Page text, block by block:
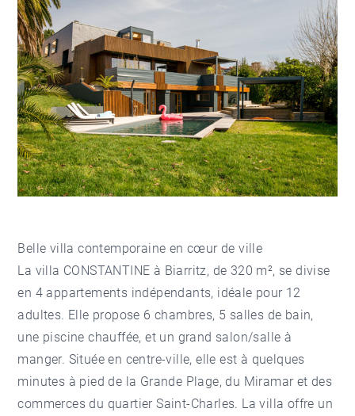
Belle villa contemporaine en cœur de ville
La villa CONSTANTINE à Biarritz, de 320 m², se divise
en 4 appartements indépendants, idéale pour 12
adultes. Elle propose 6 chambres, 5 salles de bain,
une piscine chauffée, et un grand salon/salle à
manger. Située en centre-ville, elle est à quelques
minutes à pied de la Grande Plage, du Miramar et des
commerces du quartier Saint-Charles. La villa offre un